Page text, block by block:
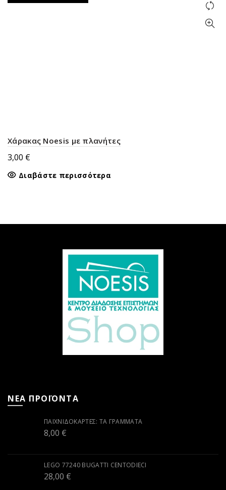
Χάρακας Noesis με πλανήτες
3,00 €
Διαβάστε περισσότερα
ΝΕΑ ΠΡΟΪΟΝΤΑ
ΠΑΙΧΝΙΔΟΚΆΡΤΕΣ: ΤΑ ΓΡΆΜΜΑΤΑ
8,00 €
LEGO 77240 BUGATTI CENTODIECI
28,00 €